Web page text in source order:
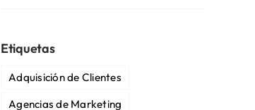
Etiquetas
Adquisición de Clientes
Agencias de Marketing